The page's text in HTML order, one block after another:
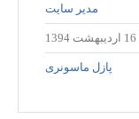
مدیر سایت
16 اردیبهشت 1394
پازل ماسونری